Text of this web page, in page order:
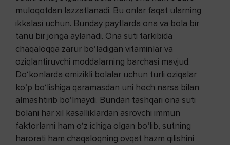
muloqotdan lazzatlanadi. Bu onlar faqat ularning
ikkalasi uchun. Bunday paytlarda ona va bola bir
tanu bir jonga aylanadi. Ona suti tarkibida
chaqaloqqa zarur bo‘ladigan vitaminlar va
oziqlantiruvchi moddalarning barchasi mavjud.
Do‘konlarda emizikli bolalar uchun turli oziqalar
ko‘p bo‘lishiga qaramasdan uni hech narsa bilan
almashtirib bo‘lmaydi. Bundan tashqari ona suti
bolani har xil kasalliklardan asrovchi immun
faktorlarni ham o‘z ichiga olgan bo‘lib, sutning
harorati ham chaqaloqning ovqat hazm qilishini